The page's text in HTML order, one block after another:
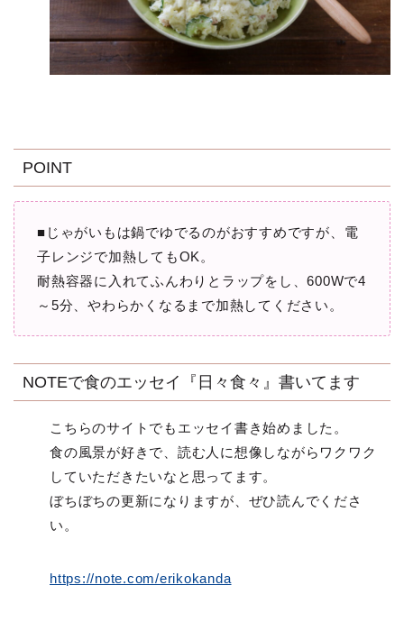
POINT
■じゃがいもは鍋でゆでるのがおすすめですが、電
子レンジで加熱してもOK。
耐熱容器に入れてふんわりとラップをし、600Wで4
～5分、やわらかくなるまで加熱してください。
NOTEで食のエッセイ『日々食々』書いてます
こちらのサイトでもエッセイ書き始めました。
食の風景が好きで、読む人に想像しながらワクワク
していただきたいなと思ってます。
ぼちぼちの更新になりますが、ぜひ読んでくださ
い。
https://note.com/erikokanda